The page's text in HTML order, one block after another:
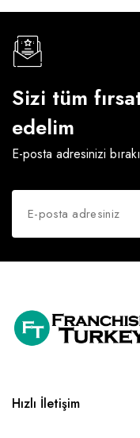
Sizi tüm
edelim
E-posta adresinizi
Hızlı İletişim